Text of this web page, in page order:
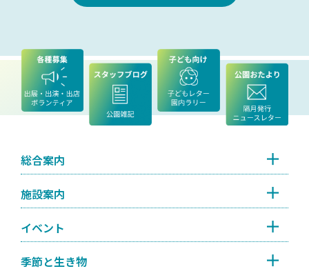
総合案内
施設案内
イベント
季節と生き物